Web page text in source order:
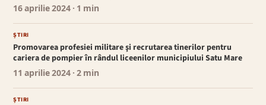
16 aprilie 2024 · 1 min
ȘTIRI
Promovarea profesiei militare şi recrutarea tinerilor pentru
cariera de pompier în rândul liceenilor municipiului Satu Mare
11 aprilie 2024 · 2 min
ȘTIRI